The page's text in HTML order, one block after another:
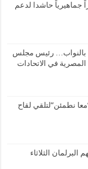
حاشدا لدعم
بالنواب… رئيس مجلس
في الاتحادات
نطمئن”لتلقي لقاح
يستقبلهم البرلمان الثلاثاء